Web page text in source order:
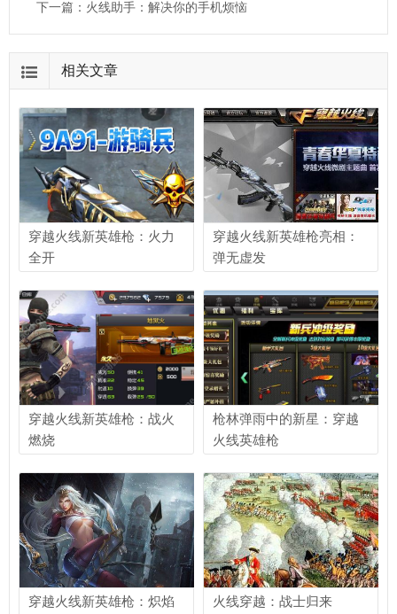
下一篇： 火线助手：解决你的手机烦恼
相关文章
穿越火线新英雄枪：火力
全开
穿越火线新英雄枪亮相：
弹无虚发
穿越火线新英雄枪：战火
燃烧
枪林弹雨中的新星：穿越
火线英雄枪
穿越火线新英雄枪：炽焰 火线穿越：战士归来